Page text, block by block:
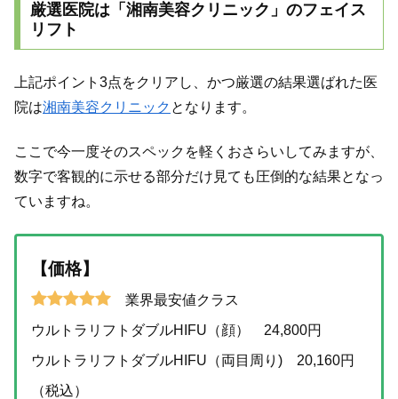
厳選医院は「湘南美容クリニック」のフェイス
リフト
上記ポイント3点をクリアし、かつ厳選の結果選ばれた医
院は湘南美容クリニック となります。
ここで今一度そのスペックを軽くおさらいしてみますが、
数字で客観的に示せる部分だけ見ても圧倒的な結果となっ
ていますね。
【価格】
業界最安値クラス
ウルトラリフトダブルHIFU（顔） 24,800円
ウルトラリフトダブルHIFU（両目周り) 20,160円
（税込）